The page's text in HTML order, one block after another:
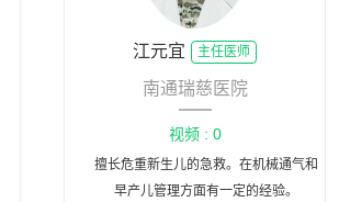
江元宜 主任医师
南通瑞慈医院
视频 : 0
擅长危重新生儿的急救。在机械通气和
早产儿管理方面有一定的经验。